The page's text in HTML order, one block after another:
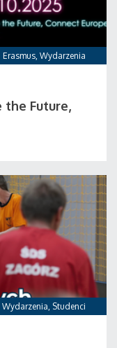
Erasmus, Wydarzenia
the Future,
Wydarzenia, Studenci